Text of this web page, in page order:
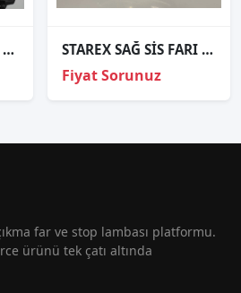
Hyundai i20 Sis Farı Orijinal Sağ Sol 2014 2017 STAREX SAĞ SİS FARI ORJİNAL 922014AXXX
Fiyat Sorunuz
far ve stop lambası platformu.
ürünü tek çatı altında